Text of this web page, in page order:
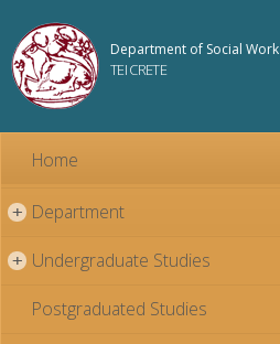
content
Department of Social Work
TEI CRETE
Home
+ Department
+ Undergraduate Studies
Postgraduated Studies